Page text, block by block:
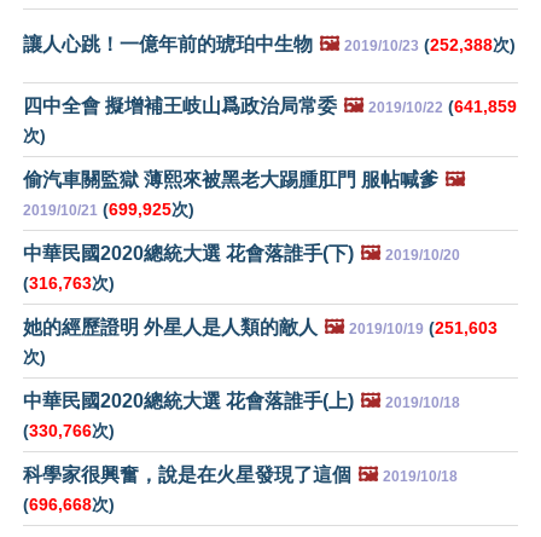
讓人心跳！一億年前的琥珀中生物 🖼️ 2019/10/23 (252,388次)
四中全會 擬增補王岐山爲政治局常委 🖼️ 2019/10/22 (641,859
次)
偷汽車關監獄 薄熙來被黑老大踢腫肛門 服帖喊爹 🖼️
2019/10/21 (699,925次)
中華民國2020總統大選 花會落誰手(下) 🖼️ 2019/10/20
(316,763次)
她的經歷證明 外星人是人類的敵人 🖼️ 2019/10/19 (251,603
次)
中華民國2020總統大選 花會落誰手(上) 🖼️ 2019/10/18
(330,766次)
科學家很興奮，說是在火星發現了這個 🖼️ 2019/10/18
(696,668次)